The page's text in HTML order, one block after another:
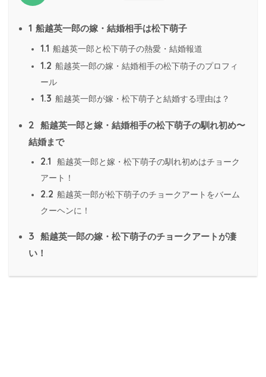
1 船越英一郎の嫁・結婚相手は松下萌子
1.1 船越英一郎と松下萌子の熱愛・結婚報道
1.2 船越英一郎の嫁・結婚相手の松下萌子のプロフィ
ール
1.3 船越英一郎が嫁・松下萌子と結婚する理由は？
2
船越英一郎と嫁・結婚相手の松下萌子の馴れ初め〜
結婚まで
2.1
船越英一郎と嫁・松下萌子の馴れ初めはチョーク
アート！
2.2 船越英一郎が松下萌子のチョークアートをバーム
クーヘンに！
3
船越英一郎の嫁・松下萌子のチョークアートが凄
い！